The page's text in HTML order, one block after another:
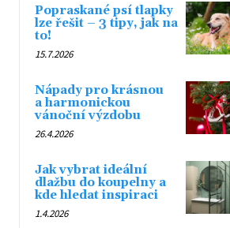
Popraskané psí tlapky
lze řešit – 3 tipy, jak na
to!
15.7.2026
Nápady pro krásnou
a harmonickou
vánoční výzdobu
26.4.2026
Jak vybrat ideální
dlažbu do koupelny a
kde hledat inspiraci
1.4.2026